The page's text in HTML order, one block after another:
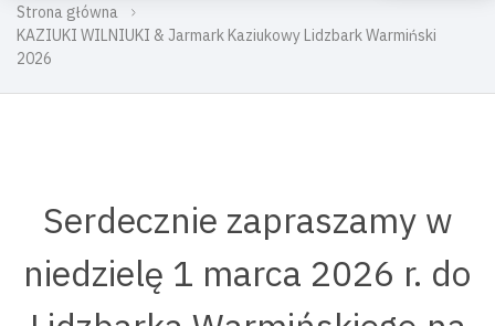
Strona główna
KAZIUKI WILNIUKI & Jarmark Kaziukowy Lidzbark Warmiński
2026
Serdecznie zapraszamy w
niedzielę 1 marca 2026 r. do